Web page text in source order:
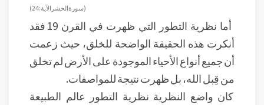
( سورة الحشر الآية: 24 )
أما نظرية التطور التي ظهرت في القرن 19 فقد
أنكرت هذه الحقيقة الواضحة للخلق، حيث زعمت
أن جميع أنواع الأحياء الموجودة على الأرض لم تخلق
من قِبل الله، بل ظهرت نتيجة للمواصفات.
كان واضع النظرية نظرية التطور عالم الطبيعة